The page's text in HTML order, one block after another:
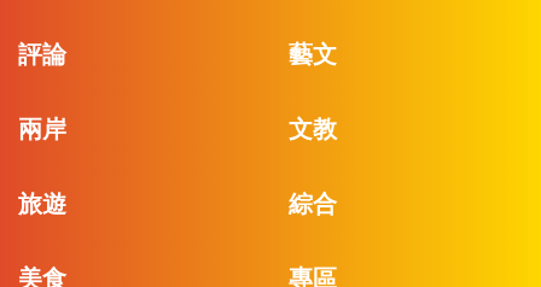
評論 藝文
兩岸 文教
旅遊 綜合
美食 專區